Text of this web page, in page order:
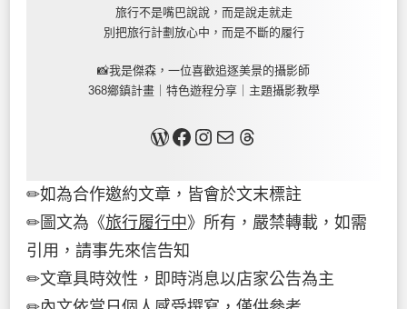
旅行不是嘴巴說說，而是說走就走
別把旅行計劃放心中，而是不斷的履行
📸我是傑森，一位喜歡追逐美景的攝影師
368鄉鎮計畫｜特色遊程分享｜主題攝影教學
關於我Facebook InstagramMail Threads
✏如為合作邀約文章，皆會於文末標註
✏圖文為《旅行履行中》所有，嚴禁轉載，如需
引用，請事先來信告知
✏文章具時效性，即時消息以店家公告為主